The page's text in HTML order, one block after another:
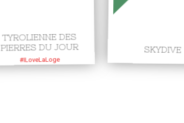
TYROLIENNE DES
PIERRES DU JOUR
#ILoveLaLoge
SKYDIVE